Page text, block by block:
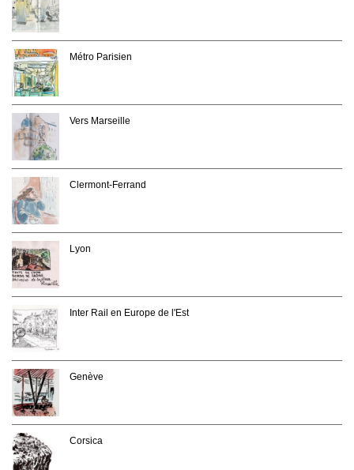
Métro Parisien
Vers Marseille
Clermont-Ferrand
Lyon
Inter Rail en Europe de l'Est
Genève
Corsica